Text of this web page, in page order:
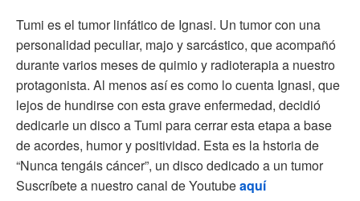
Tumi es el tumor linfático de Ignasi. Un tumor con una
personalidad peculiar, majo y sarcástico, que acompañó
durante varios meses de quimio y radioterapia a nuestro
protagonista. Al menos así es como lo cuenta Ignasi, que
lejos de hundirse con esta grave enfermedad, decidió
dedicarle un disco a Tumi para cerrar esta etapa a base
de acordes, humor y positividad. Esta es la hstoria de
“Nunca tengáis cáncer”, un disco dedicado a un tumor
Suscríbete a nuestro canal de Youtubeaquí